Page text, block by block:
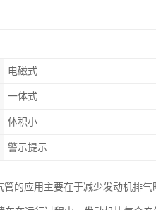
电磁式
一体式
体积小
警示提示
管的应用主要在于减少发动机排